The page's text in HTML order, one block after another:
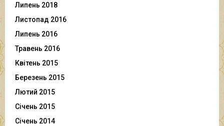
Липень 2018
Листопад 2016
Липень 2016
Травень 2016
Квітень 2015
Березень 2015
Лютий 2015
Січень 2015
Січень 2014